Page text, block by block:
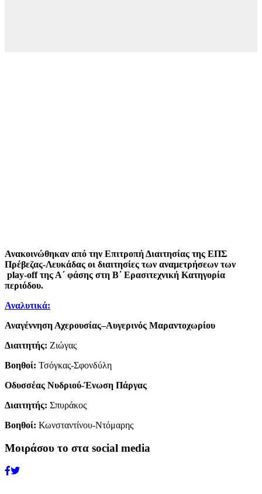
Ανακοινώθηκαν από την Επιτροπή Διαιτησίας της ΕΠΣ
Πρέβεζας-Λευκάδας οι διαιτησίες των αναμετρήσεων των
play-off της Α΄ φάσης στη Β΄ Ερασιτεχνική Κατηγορία
περιόδου.
Αναλυτικά:
Αναγέννηση Αχερουσίας–Αυγερινός Μαραντοχωρίου
Διαιτητής: Ζιώγας
Βοηθοί: Τσόγκας-Σφονδύλη
Οδυσσέας Νυδριού-Ένωση Πάργας
Διαιτητής: Σπυράκος
Βοηθοί: Κωνσταντίνου-Ντόμαρης
Μοιράσου το στα social media